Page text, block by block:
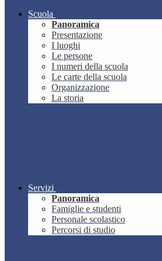
Scuola
Panoramica
Presentazione
I luoghi
Le persone
I numeri della scuola
Le carte della scuola
Organizzazione
La storia
Servizi
Panoramica
Famiglie e studenti
Personale scolastico
Percorsi di studio